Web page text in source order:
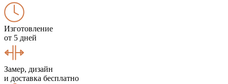
Изготовление
от 5 дней
Замер, дизайн
и доставка бесплатно